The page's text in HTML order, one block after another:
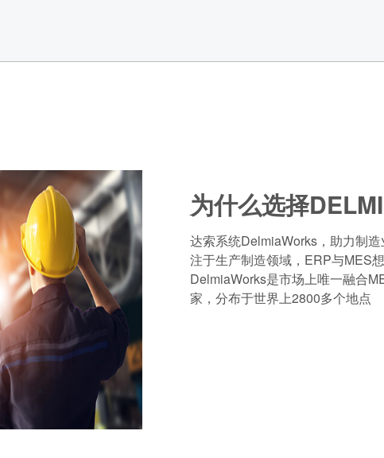
为什么选择
达索系统DelmiaWorks，助力制
注于生产制造领域，ERP与MES
DelmiaWorks是市场上唯一融合
家，分布于世界上2800多个地点